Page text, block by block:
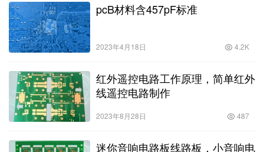
pcB材料含457pF标准
2023年4月18日 4.2K
红外遥控电路工作原理，简单红外
线遥控电路制作
2023年8月28日 487
迷你音响电路板线路板，小音响电